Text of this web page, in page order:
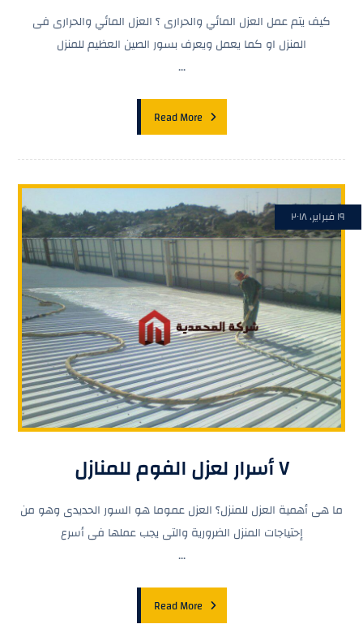
كيف يتم عمل العزل المائي والحرارى ؟ العزل المائي والحرارى فى
المنزل او كما يعمل ويعرف بسور الصين العظيم للمنزل
...
Read More
٧ أسرار لعزل الفوم للمنازل
١٩ فبراير، ٢٠١٨
ما هى أهمية العزل للمنزل؟ العزل عموما هو السور الحديدى وهو من
إحتياجات المنزل الضرورية والتى يجب عملها فى أسرع
...
Read More